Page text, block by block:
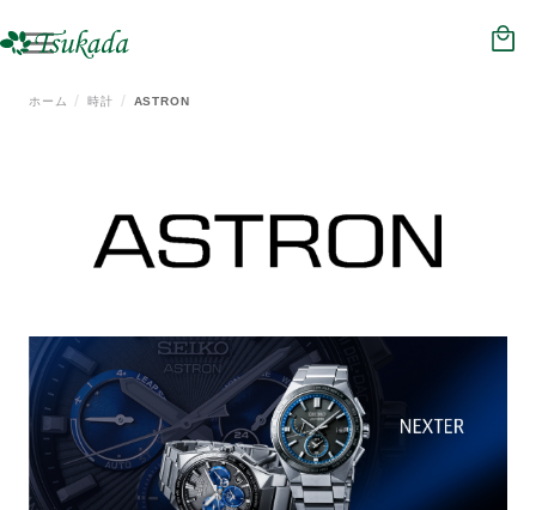
時計
会社概要
店舗情報
リクルート
ホーム 時計 ASTRON